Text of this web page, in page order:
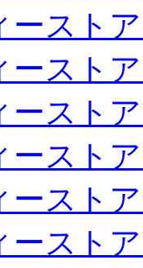
ースト
ースト
ースト
ースト
ースト
ースト